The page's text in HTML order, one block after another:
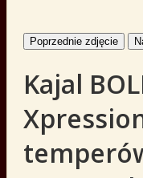
Poprzednie zdjęcie
Kajal